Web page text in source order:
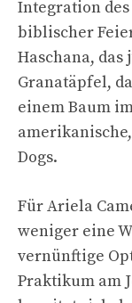
Integration
biblischer
Haschana,
Granatäpfel,
einem Baum
Dogs.
Für Ariela
weniger eine
vernünftige
Praktikum am